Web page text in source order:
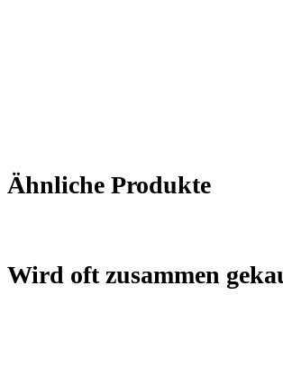
Ähnliche Produkte
Wird oft zusammen